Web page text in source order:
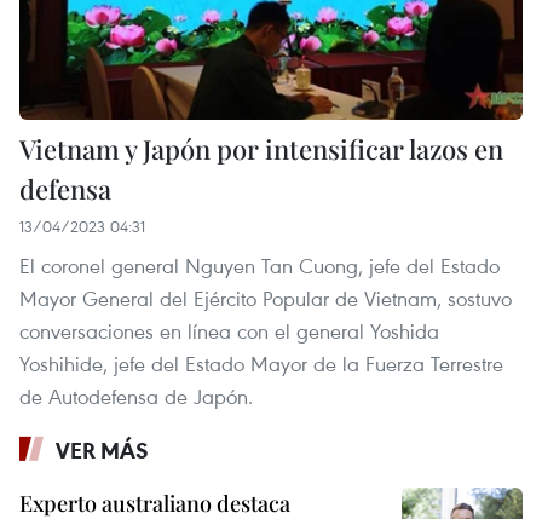
Vietnam y Japón por intensificar lazos en
defensa
13/04/2023 04:31
El coronel general Nguyen Tan Cuong, jefe del Estado
Mayor General del Ejército Popular de Vietnam, sostuvo
conversaciones en línea con el general Yoshida
Yoshihide, jefe del Estado Mayor de la Fuerza Terrestre
de Autodefensa de Japón.
VER MÁS
Experto australiano destaca